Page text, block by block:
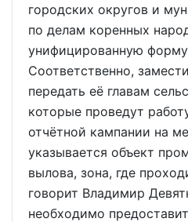
городских округов и
по делам коренных
унифицированную форму
Соответственно,
передать её главам
которые проведут
отчётной кампании на
указывается объект
вылова, зона, где
говорит Владимир
необходимо